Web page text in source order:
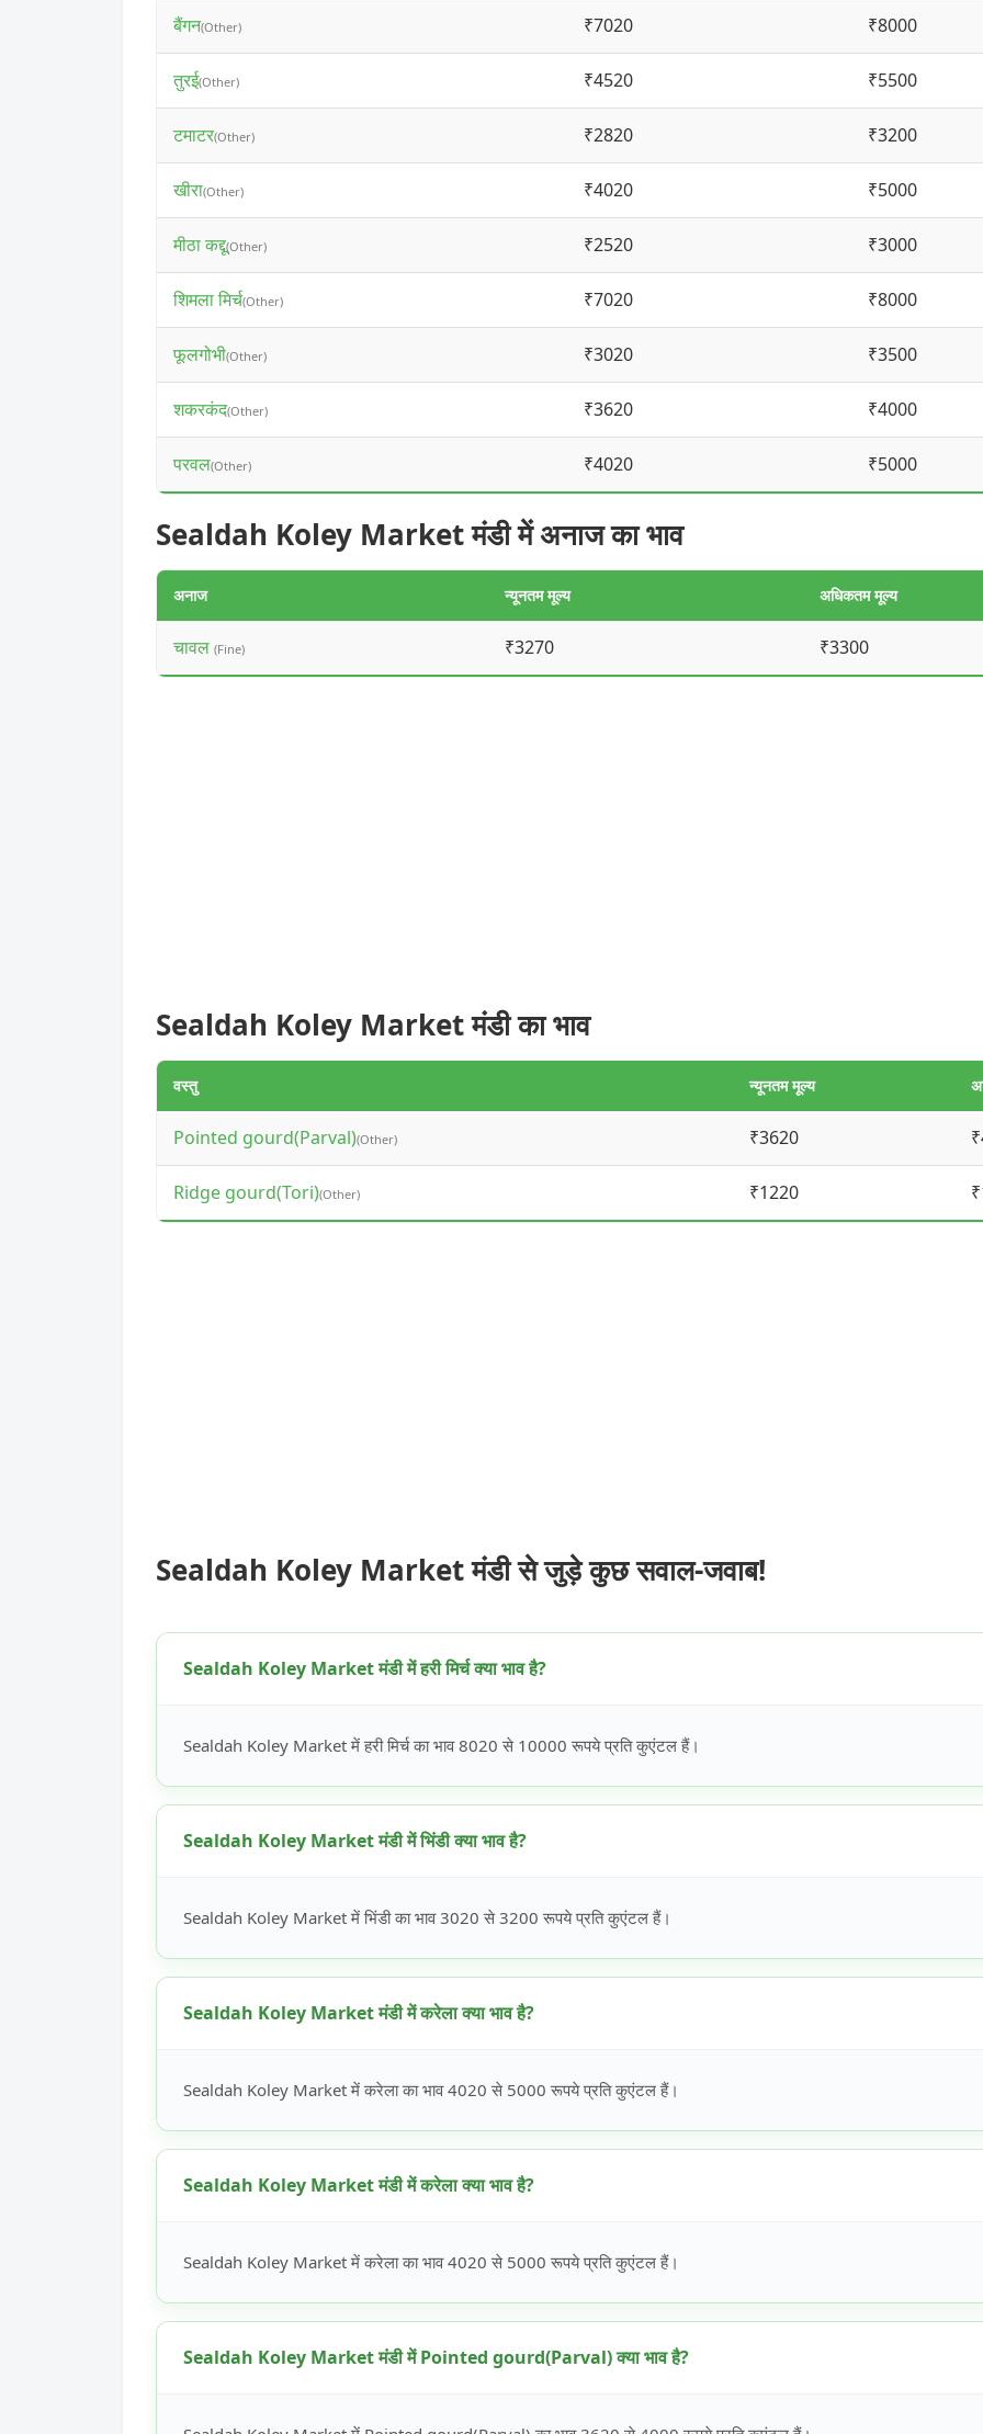
बैंगन(Other) ₹7020 ₹8000
तुरई(Other) ₹4520 ₹5500
टमाटर(Other) ₹2820 ₹3200
खीरा(Other) ₹4020 ₹5000
मीठा कद्दू(Other) ₹2520 ₹3000
शिमला मिर्च(Other) ₹7020 ₹8000
फूलगोभी(Other) ₹3020 ₹3500
शकरकंद(Other) ₹3620 ₹4000
परवल(Other) ₹4020 ₹5000
Sealdah Koley Market मंडी में अनाज का भाव
अनाज न्यूनतम मूल्य अधिकतम मूल्य
चावल (Fine) ₹3270 ₹3300
Sealdah Koley Market मंडी का भाव
वस्तु न्यूनतम मूल्य
Pointed gourd(Parval)(Other) ₹3620
Ridge gourd(Tori)(Other) ₹1220
Sealdah Koley Market मंडी से जुड़े कुछ सवाल-जवाब!
Sealdah Koley Market मंडी में हरी मिर्च क्या भाव है?
Sealdah Koley Market में हरी मिर्च का भाव 8020 से 10000 रूपये प्रति कुएंटल हैं।
Sealdah Koley Market मंडी में भिंडी क्या भाव है?
Sealdah Koley Market में भिंडी का भाव 3020 से 3200 रूपये प्रति कुएंटल हैं।
Sealdah Koley Market मंडी में करेला क्या भाव है?
Sealdah Koley Market में करेला का भाव 4020 से 5000 रूपये प्रति कुएंटल हैं।
Sealdah Koley Market मंडी में करेला क्या भाव है?
Sealdah Koley Market में करेला का भाव 4020 से 5000 रूपये प्रति कुएंटल हैं।
Sealdah Koley Market मंडी में Pointed gourd(Parval) क्या भाव है?